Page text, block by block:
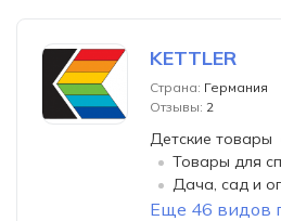
KETTLER
Страна: Германия
Отзывы: 2
Детские товары
Товары для
Дача, сад и
Еще 46 видов